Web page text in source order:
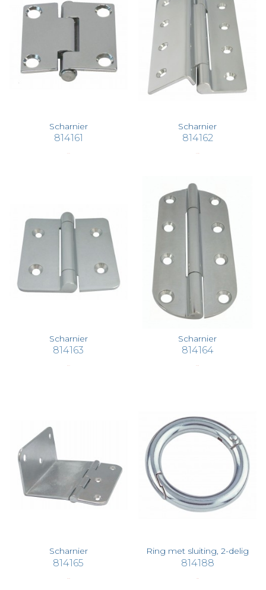
Scharnier
814161
Scharnier
814162
Scharnier
814163
Scharnier
814164
Scharnier
814165
Ring met sluiting, 2-delig
814188